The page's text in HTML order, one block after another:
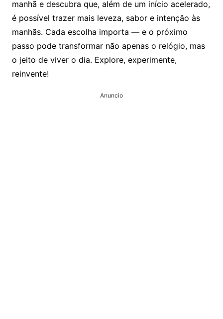
manhã e descubra que, além de um início acelerado,
é possível trazer mais leveza, sabor e intenção às
manhãs. Cada escolha importa — e o próximo
passo pode transformar não apenas o relógio, mas
o jeito de viver o dia. Explore, experimente,
reinvente!
Anuncio